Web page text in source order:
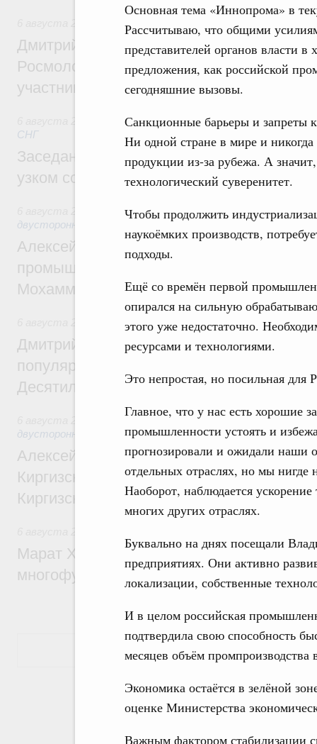
Основная тема «Иннопрома» в
Рассчитываю, что общими
представителей органов власти
предложения, как российской
сегодняшние вызовы.
Санкционные барьеры и запреты
Ни одной стране в мире и
продукции из-за рубежа. А
технологический суверенитет.
Чтобы продолжить
наукоёмких производств,
подходы.
Ещё со времён первой
опирался на сильную
этого уже недостаточно.
ресурсами и технологиями.
Это непростая, но посильная для
Главное, что у нас есть хорошие
промышленности устоять и
прогнозировали и ожидали наши
отдельных отраслях, но мы нигде
Наоборот, наблюдается
многих других отраслях.
Буквально на днях посещали
предприятиях. Они активно
локализации, собственные
И в целом российская
подтвердила свою способность
месяцев объём
Экономика остаётся в зелёной
оценке Министерства
Важным фактором стабилизации
Молодёжная политика
Дмитрий Чернышенко, Сергей Кравцов и
Росмолодёжи Григорий Гуров
участников проекта «Кольцо открытий»
Евразийский экономический союз.
СНГ
Заседание Евразийского
узком составе
Экономические отношения с
двусторонней основе
Алексей Оверчук провёл рабочую
промышленности, недропользования и
Мохаммадом Атабаком
Внутренний и въездной туризм
Дмитрий Чернышенко: Порядка 110
популярного туризма в 35 регионах
Десятилетия науки и технологий
Экономические и гуманитарные
двусторонней основе
Алексей Оверчук принял участие в
Киргизского экономического форума и
Киргизской межрегиональной
Марат Хуснуллин: На двух скоростных
многофункциональные зоны дорожного
Показать еще